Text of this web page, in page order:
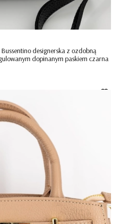
designerska z ozdobną
dopinanym paskiem czarna